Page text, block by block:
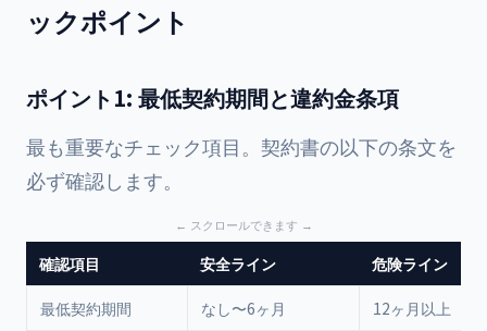
ックポイント
ポイント1: 最低契約期間と違約金条項
最も重要なチェック項目。契約書の以下の条文を
必ず確認します。
確認項目 安全ライン 危険ライン
最低契約期間 なし〜6ヶ月 12ヶ月以上